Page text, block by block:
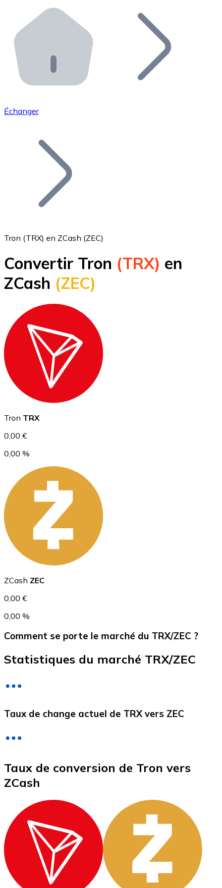
Distributeurs automatiques Bitnovo
Intégrez un ATM Bitnovo dans votre entreprise et
API Bitnovo
Intégrez notre API dans votre écosystème.
Rejoignez notre réseau de distributeurs et
Ajoutez le token de votre projet à notre service
Bitcoin
BTC
Ethereum
ETH
USD Coin
USDC
XRP
Échanger
Tron (TRX) en ZCash (ZEC)
Convertir Tron (TRX) en
ZCash (ZEC)
Tron TRX
0,00 €
0,00 %
ZCash ZEC
0,00 €
0,00 %
Comment se porte le marché du TRX/ZEC ?
Statistiques du marché TRX/ZEC
Taux de change actuel de TRX vers ZEC
Taux de conversion de Tron vers
ZCash